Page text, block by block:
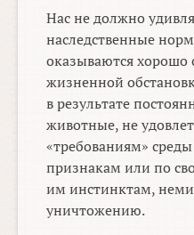
Нас не должно
наследственные
оказываются
жизненной
в результате
животные, не
«требованиям»
признакам или по
им инстинктам,
уничтожению.